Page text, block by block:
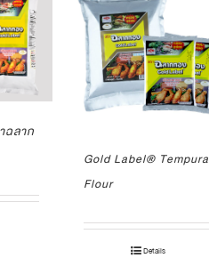
ฉลาก
Gold Label® Tempura
Flour
Details